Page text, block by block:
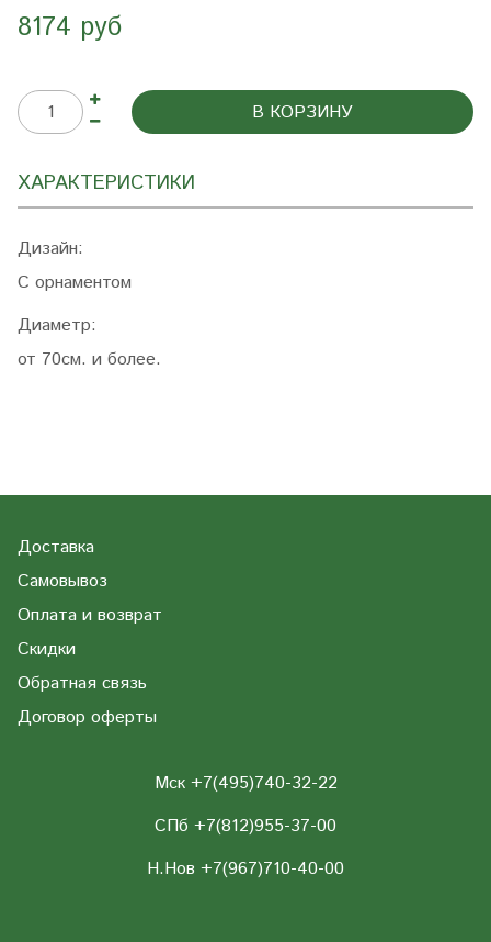
8174 руб
В КОРЗИНУ
ХАРАКТЕРИСТИКИ
Дизайн:
С орнаментом
Диаметр:
от 70см. и более.
Доставка
Самовывоз
Оплата и возврат
Скидки
Обратная связь
Договор оферты
Мск +7(495)740-32-22
СПб +7(812)955-37-00
Н.Нов +7(967)710-40-00